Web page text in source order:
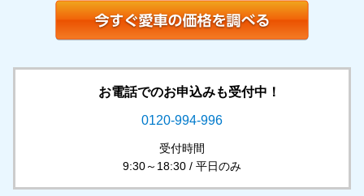
お電話でのお申込みも受付中！
0120-994-996
受付時間
9:30～18:30 / 平日のみ